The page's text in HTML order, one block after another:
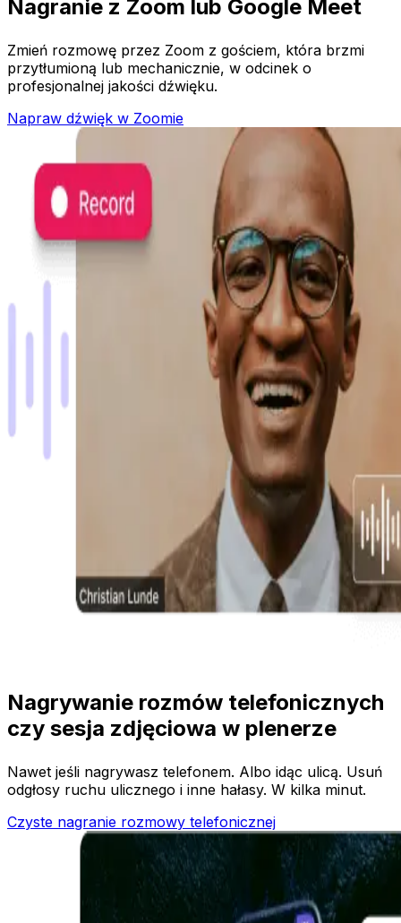
Nagranie z Zoom lub Google Meet
Zmień rozmowę przez Zoom z gościem, która brzmi
przytłumioną lub mechanicznie, w odcinek o
profesjonalnej jakości dźwięku.
Napraw dźwięk w Zoomie
Nagrywanie rozmów telefonicznych
czy sesja zdjęciowa w plenerze
Nawet jeśli nagrywasz telefonem. Albo idąc ulicą. Usuń
odgłosy ruchu ulicznego i inne hałasy. W kilka minut.
Czyste nagranie rozmowy telefonicznej